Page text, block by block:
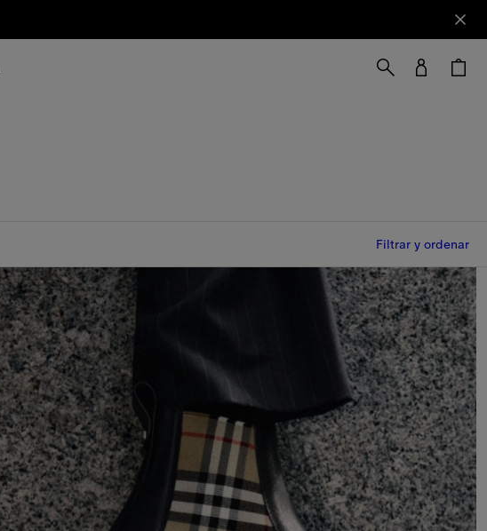
Filtrar y ordenar